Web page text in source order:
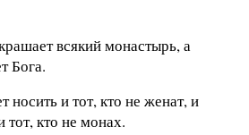
всякий монастырь, а
Бога.
носить и тот, кто не женат, и
кто не монах.